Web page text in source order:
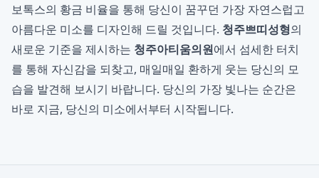
보톡스의 황금 비율을 통해 당신이 꿈꾸던 가장 자연스럽고
아름다운 미소를 디자인해 드릴 것입니다. 청주쁘띠성형의
새로운 기준을 제시하는 청주아티움의원에서 섬세한 터치
를 통해 자신감을 되찾고, 매일매일 환하게 웃는 당신의 모
습을 발견해 보시기 바랍니다. 당신의 가장 빛나는 순간은
바로 지금, 당신의 미소에서부터 시작됩니다.